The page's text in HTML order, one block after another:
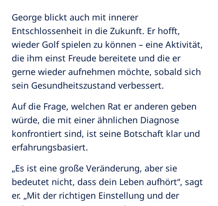
George blickt auch mit innerer
Entschlossenheit in die Zukunft. Er hofft,
wieder Golf spielen zu können – eine Aktivität,
die ihm einst Freude bereitete und die er
gerne wieder aufnehmen möchte, sobald sich
sein Gesundheitszustand verbessert.
Auf die Frage, welchen Rat er anderen geben
würde, die mit einer ähnlichen Diagnose
konfrontiert sind, ist seine Botschaft klar und
erfahrungsbasiert.
„Es ist eine große Veränderung, aber sie
bedeutet nicht, dass dein Leben aufhört“, sagt
er. „Mit der richtigen Einstellung und der